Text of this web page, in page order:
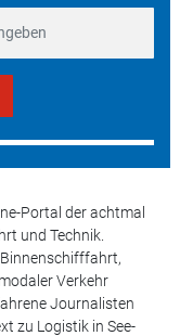
Portal der achtmal
und Technik.
Verkehr
Journalisten
zu Logistik in See-